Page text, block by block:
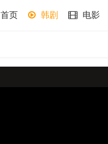
首页 韩剧 电影